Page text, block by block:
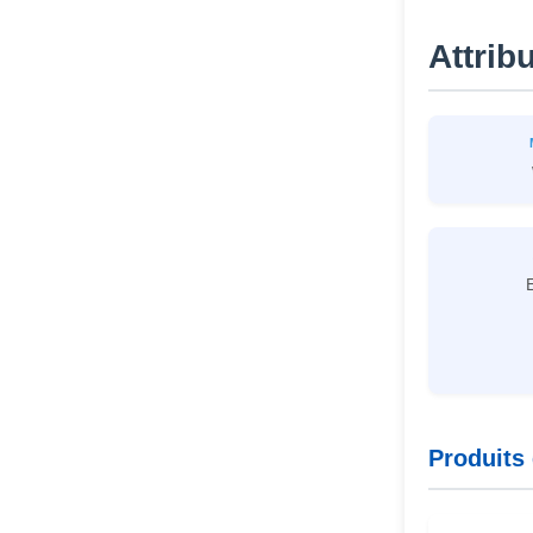
Produits